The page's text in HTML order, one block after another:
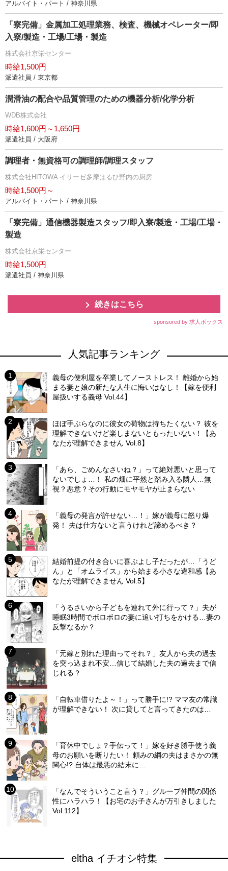
アルバイト・パート / 神奈川県
「寮完備」金属加工処理業務、検査、機械オペレーター/即
入寮/製造・工場/工場・製造
株式会社京栄センター
時給1,500円
派遣社員 / 東京都
潤滑油の配合や品質管理のための機器分析/化学分析
WDB株式会社
時給1,600円～1,650円
派遣社員 / 大阪府
調理者・無資格可の調理師/調理スタッフ
株式会社HITOWA イリーゼ多摩はるひ野内の厨房
時給1,500円～
アルバイト・パート / 神奈川県
「寮完備」通信機器製造スタッフ/即入寮/製造・工場/工場・
製造
株式会社京栄センター
時給1,500円
派遣社員 / 神奈川県
続きはこちら
sponsored by 求人ボックス
人気記事ランキング
義母の便利屋を卒業してノーストレス！ 離婚から始
まる妻と娘の新たな人生に悔いはなし！【嫁を便利
屋扱いする義母 Vol.44】
ほぼ手ぶらなのに彼女の荷物は持ちたくない？ 彼を
理解できないけど楽しまないともったいない！【あ
なたが理解できません Vol.8】
「あら、ごめんなさいね？」って絶対悪いと思って
ないでしょ…！ 私の畑に平然と踏み入る隣人…無
視？悪意？その行動にモヤモヤが止まらない
「義母の発言が許せない…！」嫁が義母に怒り爆
発！ 夫は仕方ないと言うけれど諦めるべき？
結婚前提の付き合いに喜ぶよし子だったが…「うど
ん」と「オムライス」から始まる小さな違和感【あ
なたが理解できません Vol.5】
「うるさいから子どもを連れて外に行って？」夫が
睡眠3時間でボロボロの妻に追い打ちをかける…妻の
反撃なるか？
「元嫁と別れた理由ってそれ？」友人から夫の過去
を突っ込まれ不安…信じて結婚した夫の過去まで信
じれる？
「自転車借りたよ～！」って勝手に!? ママ友の常識
が理解できない！ 次に貸してと言ってきたのは…
「育休中でしょ？手伝って！」嫁を好き勝手使う義
母のお願いを断りたい！ 頼みの綱の夫はまさかの無
関心!? 自体は最悪の結末に…
「なんでそういうこと言う？」グループ仲間の関係
性にハラハラ！【お宅のお子さんが万引きしました
Vol.112】
eltha イチオシ特集